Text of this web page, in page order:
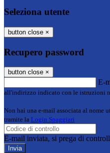
Seleziona utente
button close ×
Recupero password
button close ×
E-
all'indirizzo indicato con le istruzioni
Non hai una e-mail associata al nome
tramite la Login Spaggiari
E-mail inviata, si prega di